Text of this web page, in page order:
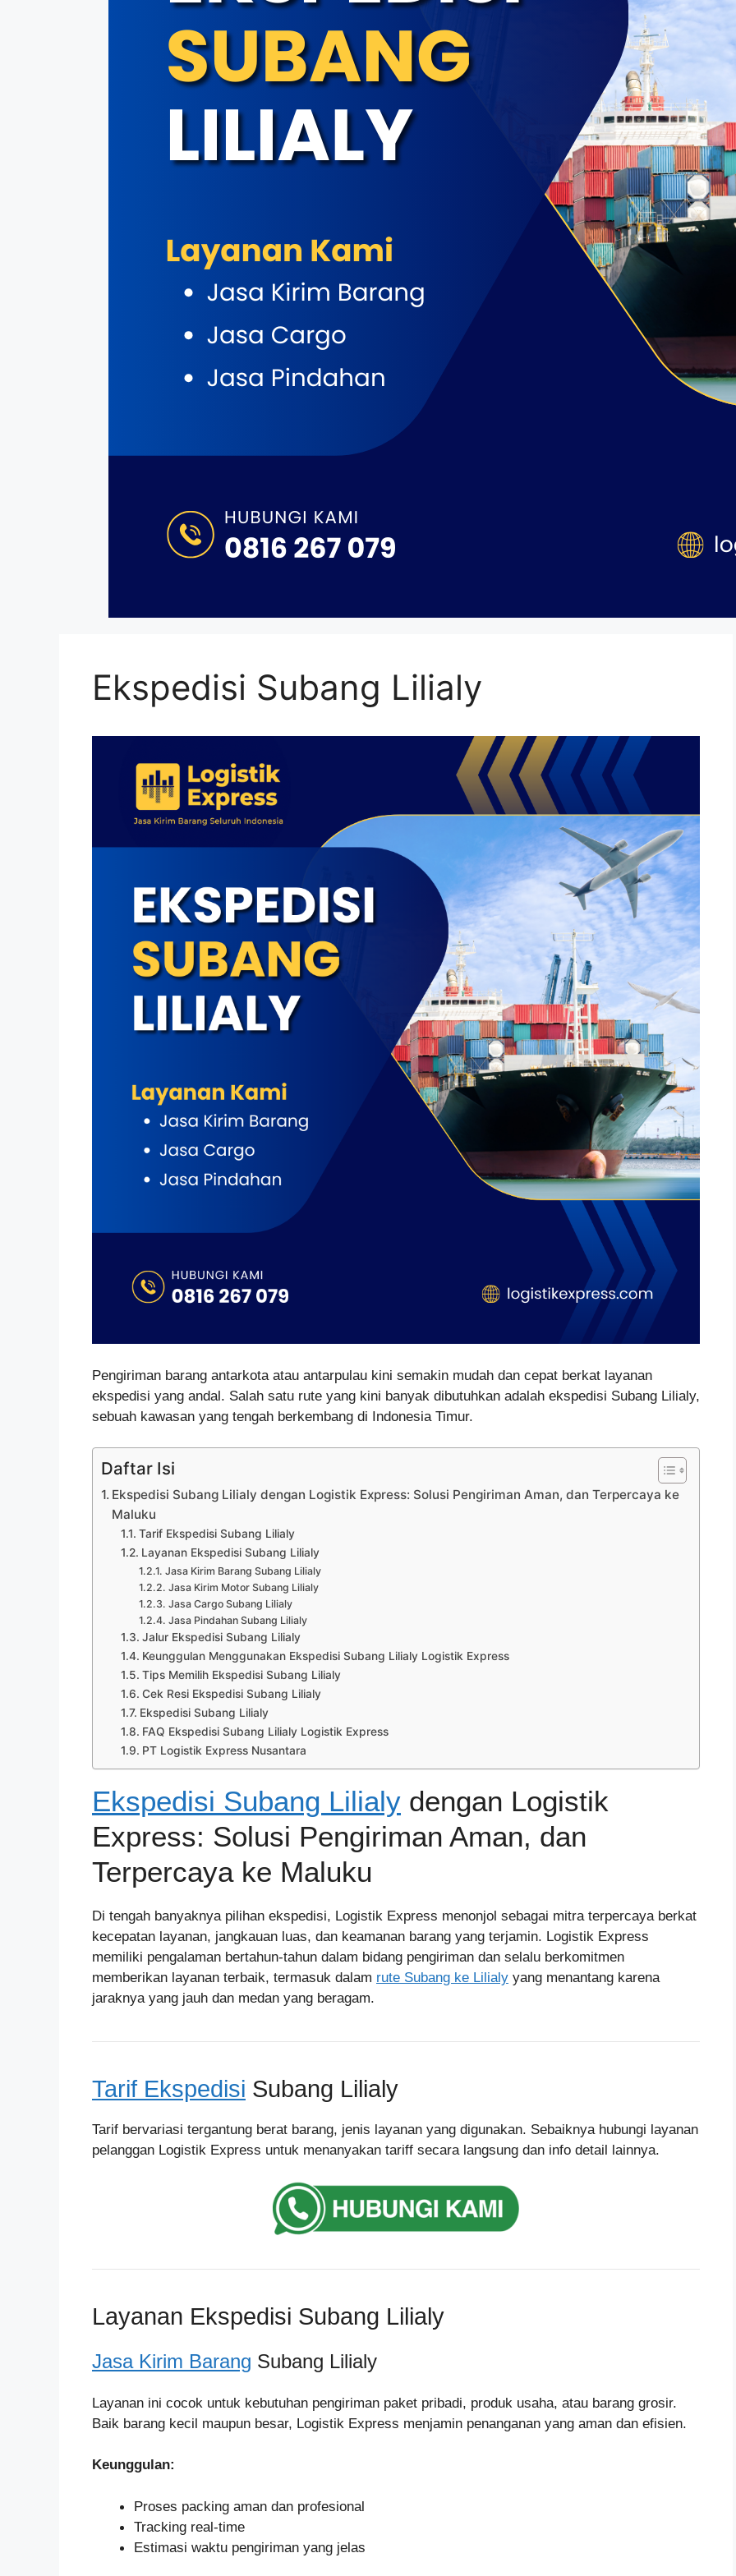
Ekspedisi Subang Lilialy
Pengiriman barang antarkota atau antarpulau kini semakin mudah dan cepat berkat layanan
ekspedisi yang andal. Salah satu rute yang kini banyak dibutuhkan adalah ekspedisi Subang Lilialy,
sebuah kawasan yang tengah berkembang di Indonesia Timur.
Daftar Isi
Ekspedisi Subang Lilialy dengan Logistik Express: Solusi Pengiriman Aman, dan Terpercaya ke
Maluku
Tarif Ekspedisi Subang Lilialy
Layanan Ekspedisi Subang Lilialy
Jasa Kirim Barang Subang Lilialy
Jasa Kirim Motor Subang Lilialy
Jasa Cargo Subang Lilialy
Jasa Pindahan Subang Lilialy
Jalur Ekspedisi Subang Lilialy
Keunggulan Menggunakan Ekspedisi Subang Lilialy Logistik Express
Tips Memilih Ekspedisi Subang Lilialy
Cek Resi Ekspedisi Subang Lilialy
Ekspedisi Subang Lilialy
FAQ Ekspedisi Subang Lilialy Logistik Express
PT Logistik Express Nusantara
Ekspedisi Subang Lilialy dengan Logistik
Express: Solusi Pengiriman Aman, dan
Terpercaya ke Maluku
Di tengah banyaknya pilihan ekspedisi, Logistik Express menonjol sebagai mitra terpercaya berkat
kecepatan layanan, jangkauan luas, dan keamanan barang yang terjamin. Logistik Express
memiliki pengalaman bertahun-tahun dalam bidang pengiriman dan selalu berkomitmen
memberikan layanan terbaik, termasuk dalam rute Subang ke Lilialy yang menantang karena
jaraknya yang jauh dan medan yang beragam.
Tarif Ekspedisi Subang Lilialy
Tarif bervariasi tergantung berat barang, jenis layanan yang digunakan. Sebaiknya hubungi layanan
pelanggan Logistik Express untuk menanyakan tariff secara langsung dan info detail lainnya.
Layanan Ekspedisi Subang Lilialy
Jasa Kirim Barang Subang Lilialy
Layanan ini cocok untuk kebutuhan pengiriman paket pribadi, produk usaha, atau barang grosir.
Baik barang kecil maupun besar, Logistik Express menjamin penanganan yang aman dan efisien.
Keunggulan:
Proses packing aman dan profesional
Tracking real-time
Estimasi waktu pengiriman yang jelas